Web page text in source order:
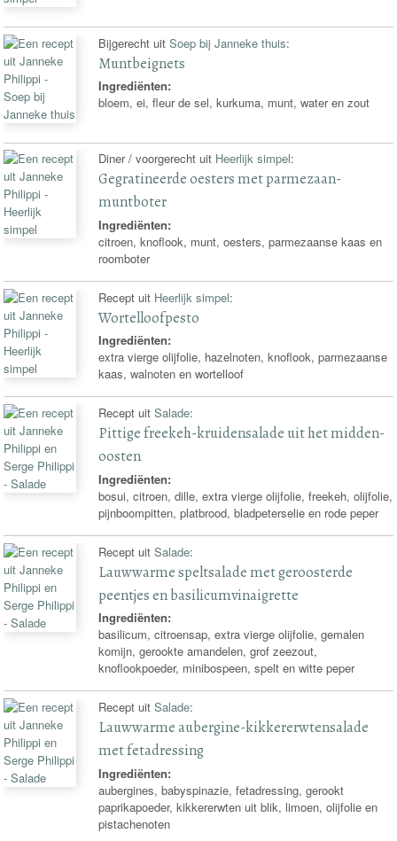
Bijgerecht uitSoep bij Janneke thuis:
Muntbeignets
Ingrediënten:
bloem, ei, fleur de sel, kurkuma, munt, water en zout
Diner / voorgerecht uit Heerlijk simpel:
Gegratineerde oesters met parmezaan-
muntboter
Ingrediënten:
citroen, knoflook, munt, oesters, parmezaanse kaas en
roomboter
Recept uit Heerlijk simpel:
Wortelloofpesto
Ingrediënten:
extra vierge olijfolie, hazelnoten, knoflook, parmezaanse
kaas, walnoten en wortelloof
Recept uitSalade:
Pittige freekeh-kruidensalade uit het midden-
oosten
Ingrediënten:
bosui, citroen, dille, extra vierge olijfolie, freekeh, olijfolie,
pijnboompitten, platbrood, bladpeterselie en rode peper
Recept uitSalade:
Lauwwarme speltsalade met geroosterde
peentjes en basilicumvinaigrette
Ingrediënten:
basilicum, citroensap, extra vierge olijfolie, gemalen
komijn, gerookte amandelen, grof zeezout,
knoflookpoeder, minibospeen, spelt en witte peper
Recept uitSalade:
Lauwwarme aubergine-kikkererwtensalade
met fetadressing
Ingrediënten:
aubergines, babyspinazie, fetadressing, gerookt
paprikapoeder, kikkererwten uit blik, limoen, olijfolie en
pistachenoten